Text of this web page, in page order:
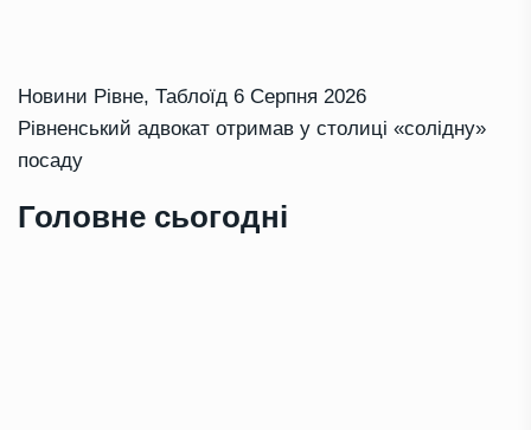
Новини Рівне, Таблоїд 6 Серпня 2026
Рівненський адвокат отримав у столиці «солідну»
посаду
Головне сьогодні